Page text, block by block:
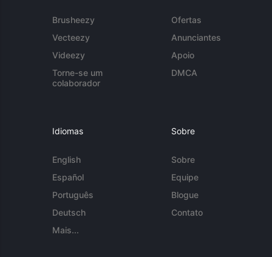
Brusheezy
Vecteezy
Videezy
Torne-se um
colaborador
Ofertas
Anunciantes
Apoio
DMCA
Idiomas
English
Español
Português
Deutsch
Mais...
Sobre
Sobre
Equipe
Blogue
Contato